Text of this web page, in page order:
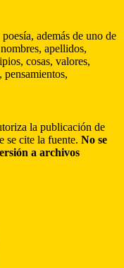
además de uno de
apellidos,
cosas, valores,
pensamientos,
la publicación de
se cite la fuente. No se
a archivos